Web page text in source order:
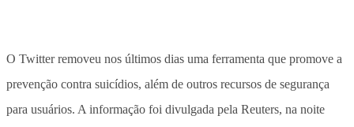
O Twitter removeu nos últimos dias uma ferramenta que promove a
prevenção contra suicídios, além de outros recursos de segurança
para usuários. A informação foi divulgada pela Reuters, na noite